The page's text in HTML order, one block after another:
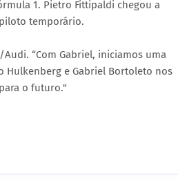
1. Pietro Fittipaldi chegou a
temporário.
“Com Gabriel, iniciamos uma
Hulkenberg e Gabriel Bortoleto nos
o futuro."